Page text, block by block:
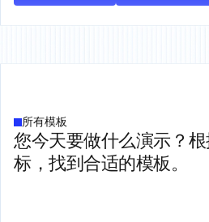
所有模板
您今天要做什么演示？
标，找到合适的模板。